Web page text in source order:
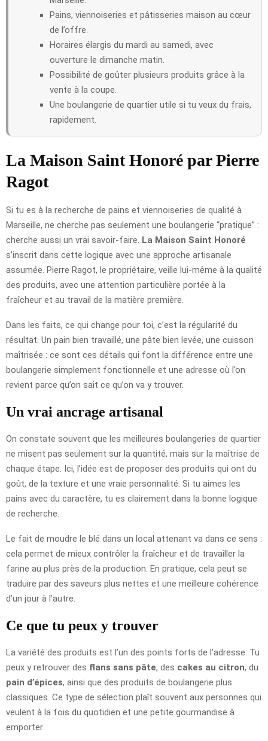
Pains, viennoiseries et pâtisseries maison au cœur
de l’offre.
Horaires élargis du mardi au samedi, avec
ouverture le dimanche matin.
Possibilité de goûter plusieurs produits grâce à la
vente à la coupe.
Une boulangerie de quartier utile si tu veux du frais,
rapidement.
La Maison Saint Honoré par Pierre
Ragot
Si tu es à la recherche de pains et viennoiseries de qualité à
Marseille, ne cherche pas seulement une boulangerie “pratique” :
cherche aussi un vrai savoir-faire. La Maison Saint Honoré
s’inscrit dans cette logique avec une approche artisanale
assumée. Pierre Ragot, le propriétaire, veille lui-même à la qualité
des produits, avec une attention particulière portée à la
fraîcheur et au travail de la matière première.
Dans les faits, ce qui change pour toi, c’est la régularité du
résultat. Un pain bien travaillé, une pâte bien levée, une cuisson
maîtrisée : ce sont ces détails qui font la différence entre une
boulangerie simplement fonctionnelle et une adresse où l’on
revient parce qu’on sait ce qu’on va y trouver.
Un vrai ancrage artisanal
On constate souvent que les meilleures boulangeries de quartier
ne misent pas seulement sur la quantité, mais sur la maîtrise de
chaque étape. Ici, l’idée est de proposer des produits qui ont du
goût, de la texture et une vraie personnalité. Si tu aimes les
pains avec du caractère, tu es clairement dans la bonne logique
de recherche.
Le fait de moudre le blé dans un local attenant va dans ce sens :
cela permet de mieux contrôler la fraîcheur et de travailler la
farine au plus près de la production. En pratique, cela peut se
traduire par des saveurs plus nettes et une meilleure cohérence
d’un jour à l’autre.
Ce que tu peux y trouver
La variété des produits est l’un des points forts de l’adresse. Tu
peux y retrouver des flans sans pâte, des cakes au citron, du
pain d’épices, ainsi que des produits de boulangerie plus
classiques. Ce type de sélection plaît souvent aux personnes qui
veulent à la fois du quotidien et une petite gourmandise à
emporter.